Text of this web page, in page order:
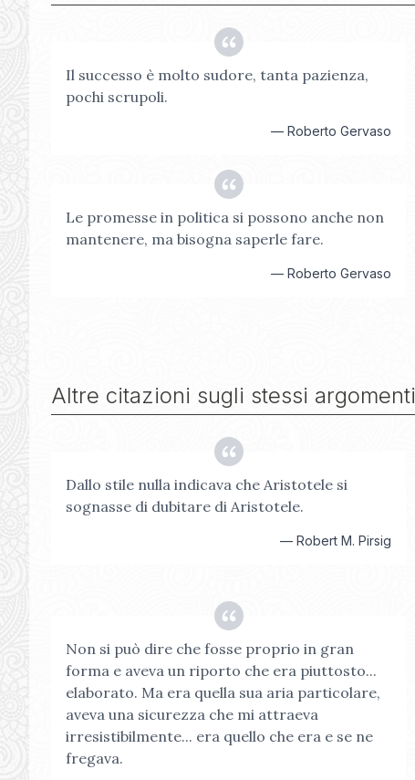
Il successo è molto sudore, tanta pazienza,
pochi scrupoli.
—Roberto Gervaso
Le promesse in politica si possono anche non
mantenere, ma bisogna saperle fare.
—Roberto Gervaso
Altre citazioni sugli stessi argomenti
Dallo stile nulla indicava che Aristotele si
sognasse di dubitare di Aristotele.
—Robert M. Pirsig
Non si può dire che fosse proprio in gran
forma e aveva un riporto che era piuttosto...
elaborato. Ma era quella sua aria particolare,
aveva una sicurezza che mi attraeva
irresistibilmente... era quello che era e se ne
fregava.